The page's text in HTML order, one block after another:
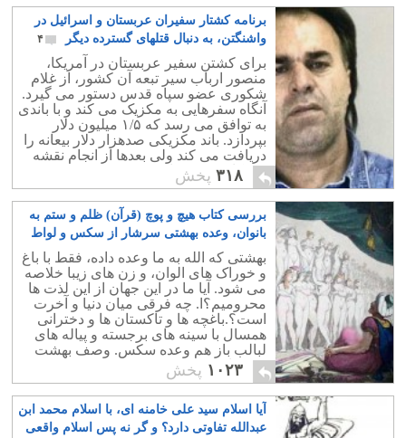
برنامه کشتار سفیران عربستان و اسرائیل در
واشنگتن، به دنبال قتلهای گسترده دیگر
۴
برای کشتن سفیر عربستان در آمریکا،
منصور ارباب سیر تبعه آن کشور، از غلام
شکوری عضو سپاه قدس دستور می گیرد.
آنگاه سفرهایی به مکزیک می کند و با باندی
به توافق می رسد که ۱/۵ میلیون دلار
بپردازد. باند مکزیکی صدهزار دلار بیعانه را
دریافت می کند ولی بعدها از انجام نقشه
خودکاری می نماید.
۳۱۸ پخش
بررسی کتاب هیچ و پوچ (قرآن) ظلم و ستم به
بانوان، وعده بهشتی سرشار از سکس و لواط
به مردان – بخش دوم
بهشتی که الله به ما وعده داده، فقط با باغ
و خوراک های الوان، و زن های زیبا خلاصه
می شود. آیا ما در این جهان از این لذت ها
محرومیم؟ا. چه فرقی میان دنیا و آخرت
است؟.باغچه ها و تاکستان ها و دخترانی
همسال با سینه های برجسته و پیاله های
لبالب باز هم وعده سکس. وصف بهشت
همین است؟.
۱۰۲۳ پخش
آیا اسلام سید علی خامنه ای، با اسلام محمد ابن
عبدالله تفاوتی دارد؟ و گر نه پس اسلام واقعی